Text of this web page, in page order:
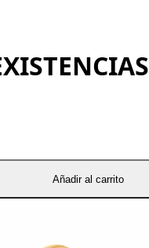
Añadir al carrito